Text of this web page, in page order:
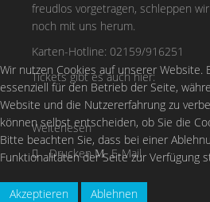
freudlos vorgetragen, schleppen
noch mit uns herum.
Karten-Hotline: 02159/916251
Tickets gibt es auch hier:
Weiterlesen
Drucken
E-Mail
Wir nutzen Cookies auf unserer Website.
essenziell für den Betrieb der Seite,
Website und die Nutzererfahrung zu
können selbst entscheiden, ob Sie die
Bitte beachten Sie, dass bei einer
Funktionalitäten der Seite zur Verfügung
Akzeptieren
Ablehnen